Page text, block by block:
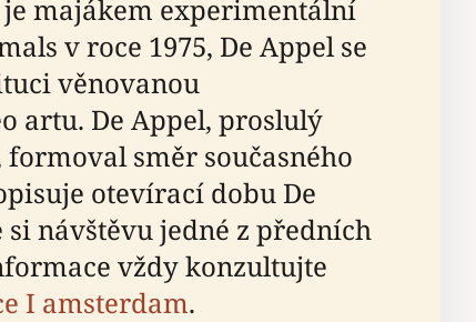
je majákem experimentální
v roce 1975, De Appel se
věnovanou
artu. De Appel, proslulý
směr současného
otevírací dobu De
návštěvu jedné z předních
vždy konzultujte
I amsterdam.